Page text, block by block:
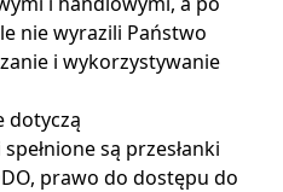
nie wyrazili Państwo
i wykorzystywanie
dotyczą
są przesłanki
prawo do dostępu do